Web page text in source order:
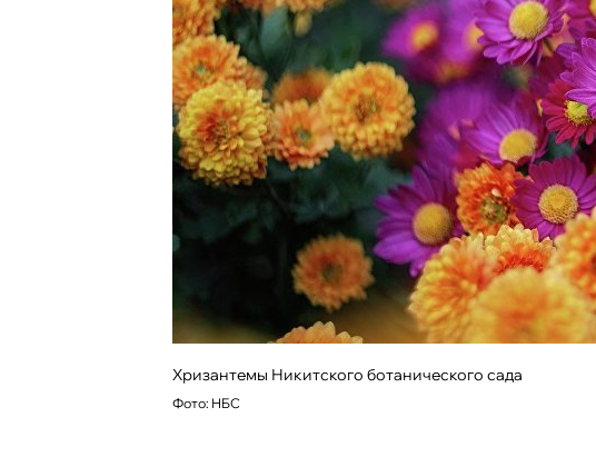
Хризантемы Никитского ботанического сада
Фото: НБС